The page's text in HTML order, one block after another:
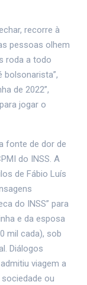
recorre à
pessoas olhem
roda a todo
bolsonarista”,
de 2022”,
jogar o
fonte de dor de
do INSS. A
de Fábio Luís
do INSS” para
e da esposa
mil cada), sob
Diálogos
viagem a
ou